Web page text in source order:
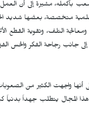
بأكمله، مشيرة إلى أن
علمية متخصصة، بعضها شديد
التلف، وتقوية القطع
إلى جانب رجاحة الفكر والحس
أنها واجهت الكثير من
المجال يتطلب جهداً بدنياً